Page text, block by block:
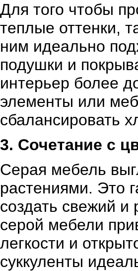
Для того чтобы
теплые оттенки,
ним идеально
подушки и
интерьер более
элементы или
сбалансировать
3. Сочетание с
Серая мебель
растениями. Это
создать свежий
серой мебели
легкости и
суккуленты